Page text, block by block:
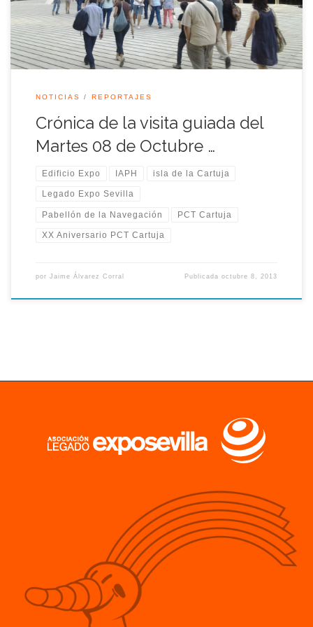
NOTICIAS REPORTAJES
Crónica de la visita guiada del
Martes 08 de Octubre …
Edificio Expo IAPH isla de la Cartuja
Legado Expo Sevilla
Pabellón de la Navegación PCT Cartuja
XX Aniversario PCT Cartuja
por Jaime Álvarez Corral Publicadaoctubre 8, 2013